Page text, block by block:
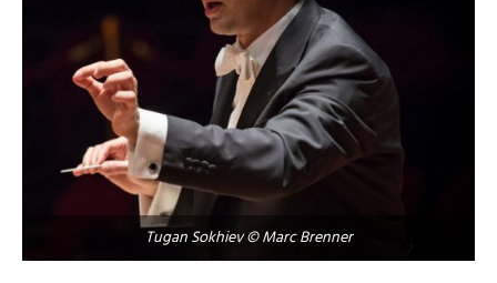
Tugan Sokhiev © Marc Brenner